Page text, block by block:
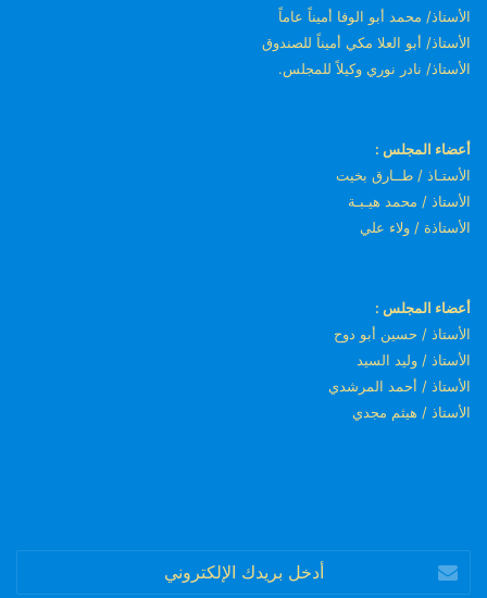
الأستاذ/ محمد أبو الوفا أميناً عاماً
الأستاذ/ أبو العلا مكي أميناً للصندوق
الأستاذ/ نادر نوري وكيلاً للمجلس.
أعضاء المجلس :
الأستـاذ / طــارق بخيت
الأستاذ / محمد هيـبـة
الأستاذة / ولاء علي
أعضاء المجلس :
الأستاذ / حسين أبو دوح
الأستاذ / وليد السيد
الأستاذ / أحمد المرشدي
الأستاذ / هيثم مجدي
بريدك